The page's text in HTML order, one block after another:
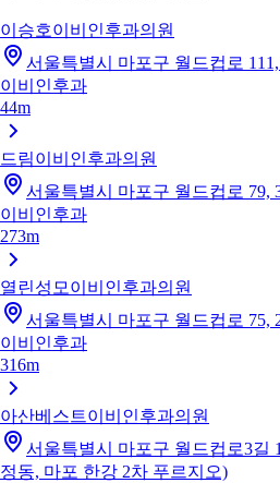
이승호이비인후과의원
서울특별시 마포구 월드컵로
이비인후과
44m
드림이비인후과의원
서울특별시 마포구 월드컵로 79,
이비인후과
273m
열린성모이비인후과의원
서울특별시 마포구 월드컵로 75,
이비인후과
316m
아산베스트이비인후과의원
서울특별시 마포구 월드컵로3길
정동, 마포 한강 2차 푸르지오)